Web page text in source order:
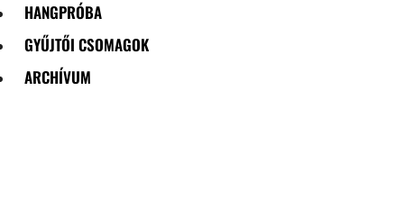
HANGPRÓBA
GYŰJTŐI CSOMAGOK
ARCHÍVUM